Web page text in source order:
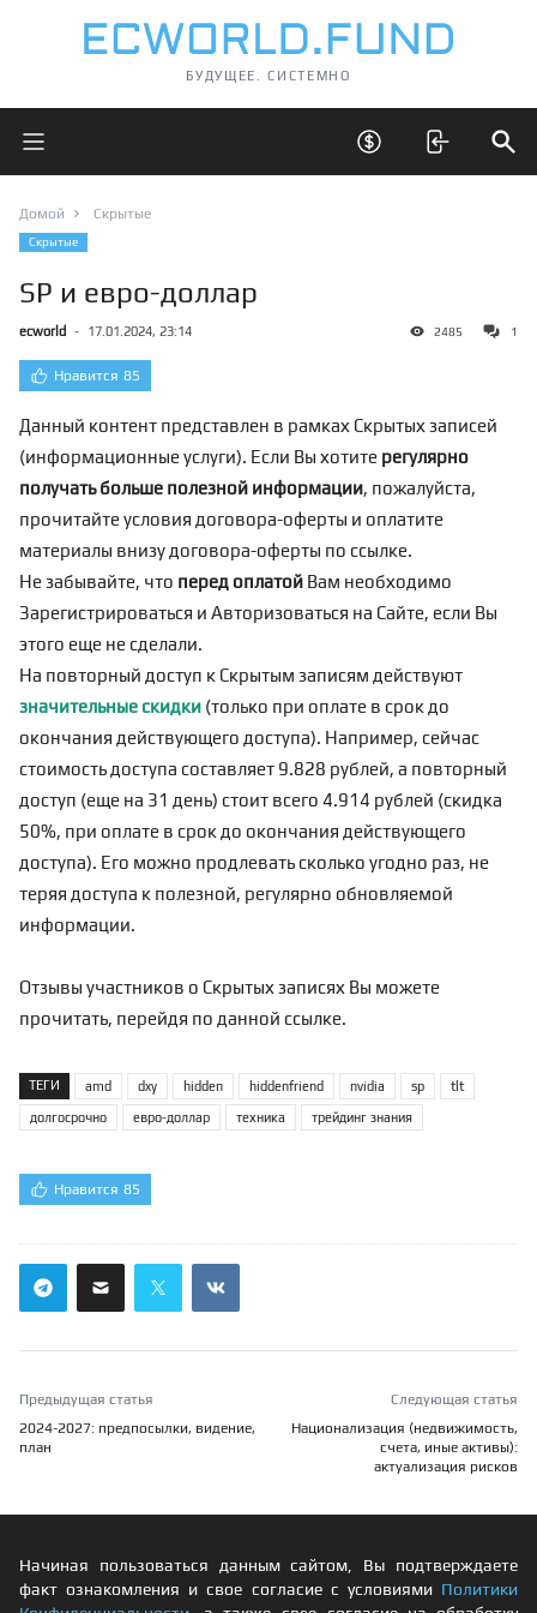
БУДУЩЕЕ. СИСТЕМНО
Открыть главное меню Открыть скрытые
Домой Скрытые
Скрытые
SP и евро-доллар
ecworld - 17.01.2024, 23:14 2485 1
Нравится 85
Данный контент представлен в рамках Скрытых записей
(информационные услуги). Если Вы хотите регулярно
получать больше полезной информации, пожалуйста,
прочитайте условия договора-оферты и оплатите
материалы внизу договора-оферты по ссылке.
Не забывайте, что перед оплатой Вам необходимо
Зарегистрироваться и Авторизоваться на Сайте, если Вы
этого еще не сделали.
На повторный доступ к Скрытым записям действуют
значительные скидки (только при оплате в срок до
окончания действующего доступа). Например, сейчас
стоимость доступа составляет 9.828 рублей, а повторный
доступ (еще на 31 день) стоит всего 4.914 рублей (скидка
50%, при оплате в срок до окончания действующего
доступа). Его можно продлевать сколько угодно раз, не
теряя доступа к полезной, регулярно обновляемой
информации.
Отзывы участников о Скрытых записях Вы можете
прочитать, перейдя по данной ссылке.
ТЕГИ amd dxy hidden hiddenfriend nvidia sp tlt
долгосрочно евро-доллар техника трейдинг знания
Нравится 85
Предыдущая статья
2024-2027: предпосылки, видение,
план
Следующая статья
Национализация (недвижимость,
счета, иные активы):
актуализация рисков
Начиная пользоваться данным сайтом, Вы подтверждаете
факт ознакомления и свое согласие с условиями Политики